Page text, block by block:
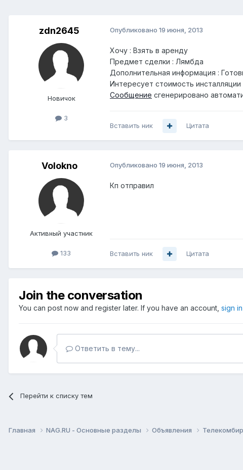
zdn2645
Новичок
3
Опубликовано 19 июня, 2013
Хочу : Взять в аренду
Предмет сделки : Лямбда
Дополнительная информация :
Интересует стоимость
Сообщение сгенерировано
Вставить ник Цитата
Volokno
Активный участник
133
Опубликовано 19 июня, 2013
Кп отправил
Вставить ник Цитата
Join the conversation
You can post now and register later. If you have an account, sign
Ответить в тему...
Перейти к списку тем
Главная NAG.RU - Основные разделы Объявления